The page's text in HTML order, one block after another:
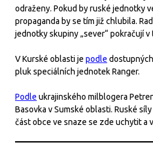
odraženy. Pokud by ruské jednotky
propaganda by se tím již chlubila.
jednotky skupiny „sever“ pokračují
V Kurské oblasti je podle
pluk speciálních jednotek Ranger.
Podle ukrajinského milblogera
Basovka v Sumské oblasti. Ruské
část obce ve snaze se zde uchytit a